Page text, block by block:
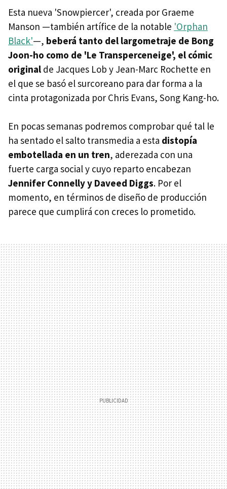
Esta nueva 'Snowpiercer', creada por Graeme
Manson —también artífice de la notable 'Orphan
Black'—, beberá tanto del largometraje de Bong
Joon-ho como de 'Le Transperceneige', el cómic
original de Jacques Lob y Jean-Marc Rochette en
el que se basó el surcoreano para dar forma a la
cinta protagonizada por Chris Evans, Song Kang-ho.
En pocas semanas podremos comprobar qué tal le
ha sentado el salto transmedia a esta distopía
embotellada en un tren, aderezada con una
fuerte carga social y cuyo reparto encabezan
Jennifer Connelly y Daveed Diggs. Por el
momento, en términos de diseño de producción
parece que cumplirá con creces lo prometido.